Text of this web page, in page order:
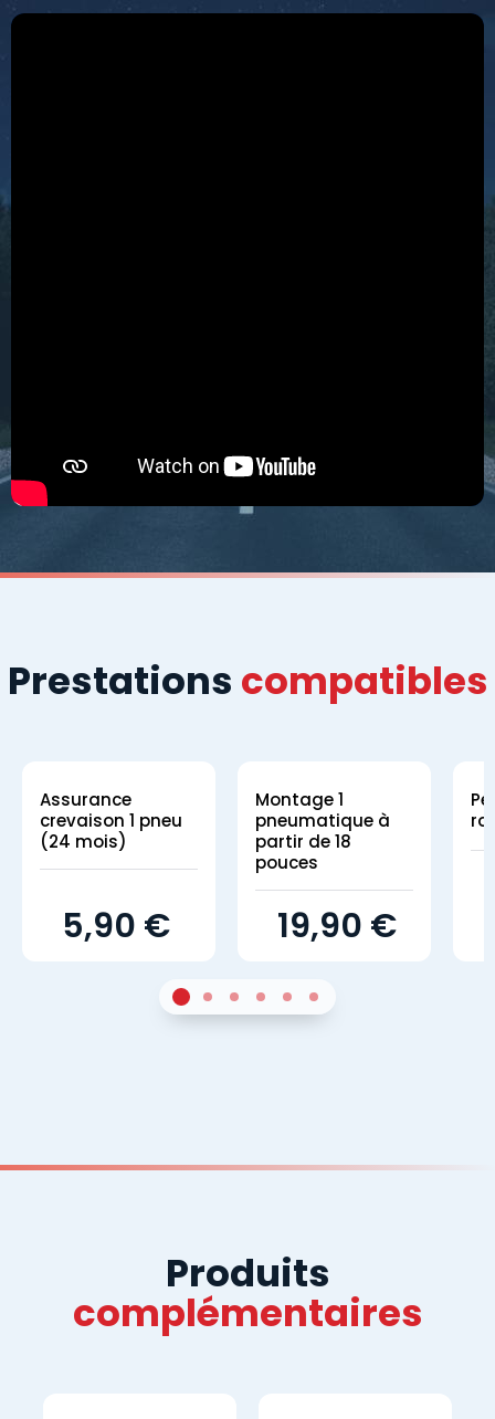
Prestations compatibles
Assurance
crevaison 1 pneu
(24 mois)
5,90 €
Montage 1
pneumatique à
partir de 18
pouces
19,90 €
Sur 42Sur 43Sur 44Sur 45Sur 46Sur 4
Produits
complémentaires